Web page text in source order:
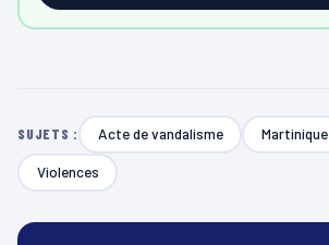
SUJETS : Acte de vandalisme Martinique
Violences